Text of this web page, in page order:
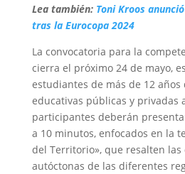
Lea también: Toni Kroos
tras la Eurocopa 2024
La convocatoria para la
cierra el próximo 24 de mayo,
estudiantes de más de 12
educativas públicas y privadas
participantes deberán
a 10 minutos, enfocados en la
del Territorio», que resalten las
autóctonas de las diferentes